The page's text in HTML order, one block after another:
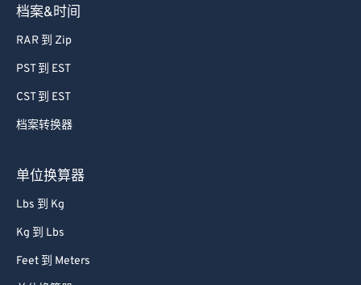
档案&时间
RAR 到 Zip
PST 到 EST
CST 到 EST
档案转换器
单位换算器
Lbs 到 Kg
Kg 到 Lbs
Feet 到 Meters